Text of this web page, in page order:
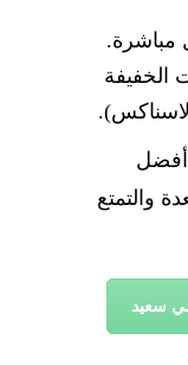
مباشرة.
الخفيفة
أفضل
والتمتع
سعيد